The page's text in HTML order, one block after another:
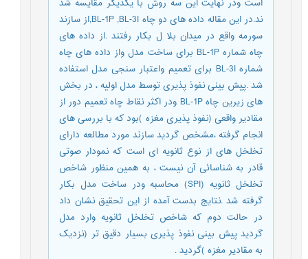
است ودر نهایت این سه روش با یکدیگر مقایسه شد
ند.در این مقاله داده های دو چاه BL-1P ,BL-3I,از سازند
سورمه واقع در میدان بلا ل بکار رفتند .از داده های
چاه شماره BL-1P برای ساخت مدل واز داده های چاه
شماره BL-3I برای تعمیم واعتبار سنجی مدل استفاده
شد .پیش بینی نفوذ پذیری توسط مدل اولیه ، در بخش
های زیرین چاه BL-1P ودر اکثر نقاط چاه تعمیم دور از
مقادیر واقعی (نفوذ پذیری مغزه )بود که با بررسی های
انجام گرفته ،مشخص گردید سازند مورد مطالعه دارای
تخلخل های از نوع ثانویه ای است که نمودار صوتی
قادر به شناسائی آن نیست ، به همین منظور شاخص
تخلخل ثانویه (SPI) محاسبه ودر ساخت مدل بکار
گرفته شد .نتایج بدست آمده از این تحقیق نشان داد
در حالت دوم که شاخص تخلخل ثانویه وارد مدل
گردید پیش بینی نفوذ پذیری بسیار دقیق تر (نزدیک
به مقادیر مغزه )گردید .